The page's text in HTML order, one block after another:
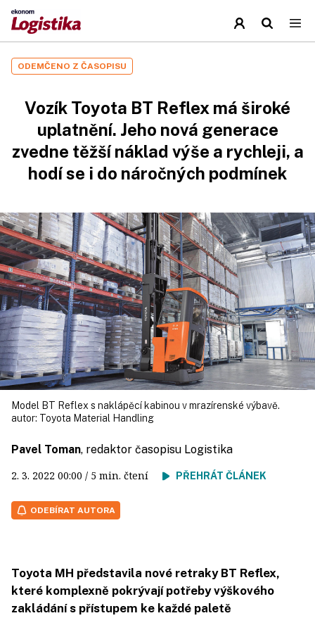
ODEMČENO Z ČASOPISU
Vozík Toyota BT Reflex má široké
uplatnění. Jeho nová generace
zvedne těžší náklad výše a rychleji, a
hodí se i do náročných podmínek
Model BT Reflex s naklápěcí kabinou v mrazírenské výbavě.
autor: Toyota Material Handling
Pavel Toman, redaktor časopisu Logistika
2. 3. 2022 00:00 / 5 min. čtení PŘEHRÁT ČLÁNEK
ODEBÍRAT AUTORA
Toyota MH představila nové retraky BT Reflex,
které komplexně pokrývají potřeby výškového
zakládání s přístupem ke každé paletě